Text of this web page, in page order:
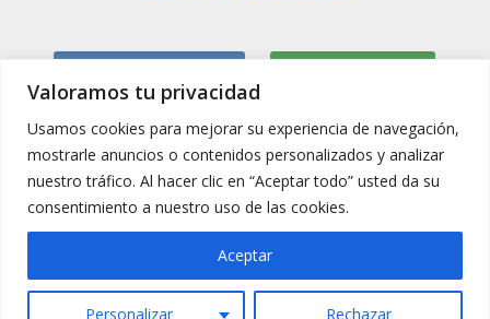
Valoramos tu privacidad
Usamos cookies para mejorar su experiencia de navegación,
mostrarle anuncios o contenidos personalizados y analizar
nuestro tráfico. Al hacer clic en “Aceptar todo” usted da su
consentimiento a nuestro uso de las cookies.
Personalizar Rechazar
Aceptar